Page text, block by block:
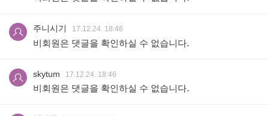
주니시기 17.12.24. 18:46
비회원은 댓글을 확인하실 수 없습니다.
skytum 17.12.24. 18:46
비회원은 댓글을 확인하실 수 없습니다.